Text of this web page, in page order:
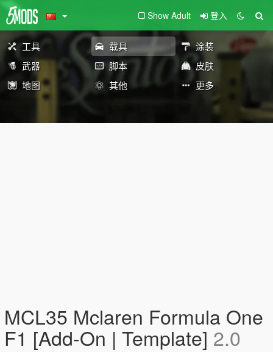
Show Adult 登入
工具 载具
涂装
武器
脚本
皮肤
地图
其他 更多
MCL35 Mclaren Formula One
F1 [Add-On | Template] 2.0